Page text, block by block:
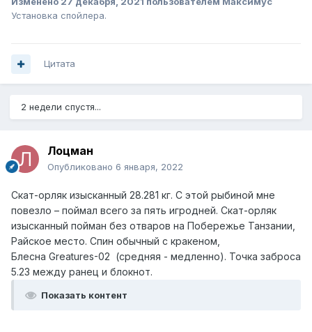
Установка спойлера.
Цитата
2 недели спустя...
Лоцман
Опубликовано 6 января, 2022
Скат-орляк изысканный 28.281 кг. С этой рыбиной мне
повезло – поймал всего за пять игродней. Скат-орляк
изысканный пойман без отваров на Побережье Танзании,
Райское место. Спин обычный с кракеном,
Блесна Greatures-02 (средняя - медленно). Точка заброса
5.23 между ранец и блокнот.
Показать контент